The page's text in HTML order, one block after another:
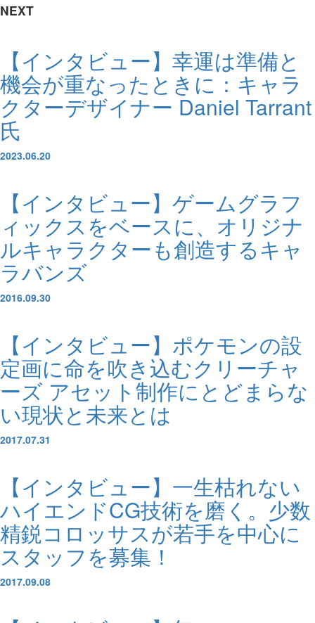
NEXT
【インタビュー】幸運は準備と
機会が重なったときに：キャラ
クターデザイナー Daniel Tarrant
氏
2023.06.20
【インタビュー】ゲームグラフ
ィックスをベースに、オリジナ
ルキャラクターも創造するキャ
ラバンズ
2016.09.30
【インタビュー】ポケモンの設
定画に命を吹き込むクリーチャ
ーズ アセット制作にとどまらな
い現状と未来とは
2017.07.31
【インタビュー】一生枯れない
ハイエンドCG技術を磨く。少数
精鋭コロッサスが若手を中心に
スタッフを募集！
2017.09.08